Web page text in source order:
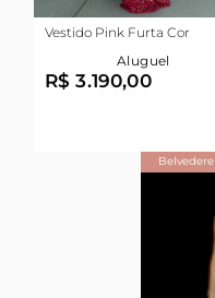
Vestido Pink Furta Cor
Aluguel
R$ 3.190,00
Belvedere